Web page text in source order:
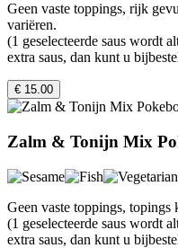
Geen vaste toppings, rijk
variëren.
(1 geselecteerde saus wordt
extra saus, dan kunt u
€ 15.00
Zalm & Tonijn Mix
Geen vaste toppings, topings
(1 geselecteerde saus wordt
extra saus, dan kunt u